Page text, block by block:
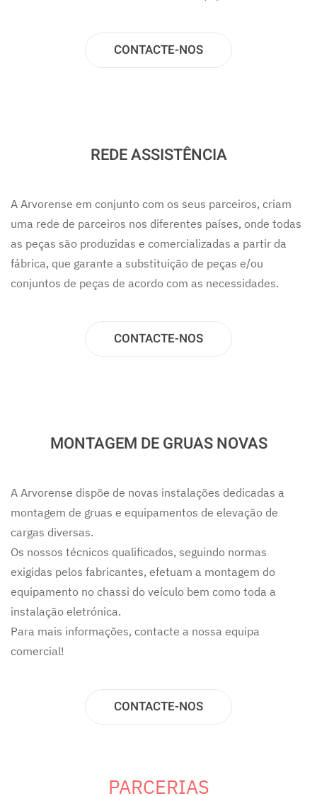
CONTACTE-NOS
REDE ASSISTÊNCIA
A Arvorense em conjunto com os seus parceiros, criam
uma rede de parceiros nos diferentes países, onde todas
as peças são produzidas e comercializadas a partir da
fábrica, que garante a substituição de peças e/ou
conjuntos de peças de acordo com as necessidades.
CONTACTE-NOS
MONTAGEM DE GRUAS NOVAS
A Arvorense dispõe de novas instalações dedicadas a
montagem de gruas e equipamentos de elevação de
cargas diversas.
Os nossos técnicos qualificados, seguindo normas
exigidas pelos fabricantes, efetuam a montagem do
equipamento no chassi do veículo bem como toda a
instalação eletrónica.
Para mais informações, contacte a nossa equipa
comercial!
CONTACTE-NOS
PARCERIAS